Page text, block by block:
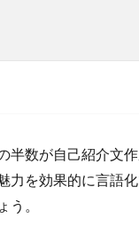
半数が自己紹介文
力を効果的に言語
う。